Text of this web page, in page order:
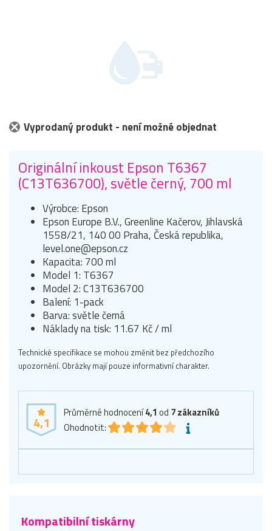
Vyprodaný produkt - není možné objednat
Originální inkoust Epson T6367
(C13T636700), světle černý, 700 ml
Výrobce: Epson
Epson Europe B.V., Greenline Kačerov, Jihlavská
1558/21, 140 00 Praha, Česká republika,
level.one@epson.cz
Kapacita: 700 ml
Model 1: T6367
Model 2: C13T636700
Balení: 1-pack
Barva: světle černá
Náklady na tisk: 11.67 Kč / ml
Technické specifikace se mohou změnit bez předchozího
upozornění. Obrázky mají pouze informativní charakter.
4,1
Průměrné hodnocení4,1 od 7zákazníků
Ohodnotit:
Kompatibilní tiskárny